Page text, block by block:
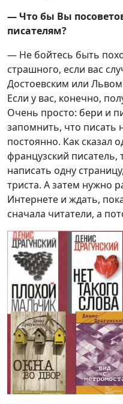
— Что бы Вы
писателям?
— Не бойтесь быть
страшного, если вас
Достоевским или
Если у вас, конечно,
Очень просто: бери и
запомнить, что писать
постоянно. Как сказал
французский писатель,
написать одну
триста. А затем нужно
Интернете и ждать,
сначала читатели, а